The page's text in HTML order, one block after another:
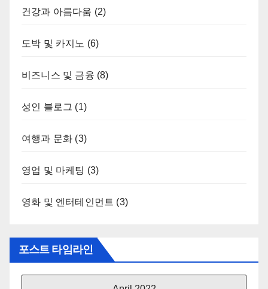
건강과 아름다움 (2)
도박 및 카지노 (6)
비즈니스 및 금융 (8)
성인 블로그 (1)
여행과 문화 (3)
영업 및 마케팅 (3)
영화 및 엔터테인먼트 (3)
포스트 타임라인